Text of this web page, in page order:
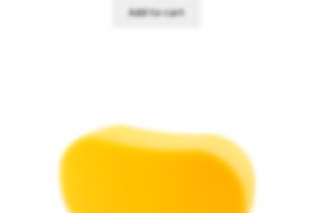
Add to cart